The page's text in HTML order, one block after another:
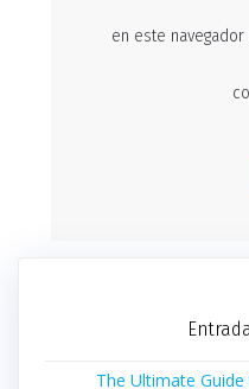
en este
The Ultimate